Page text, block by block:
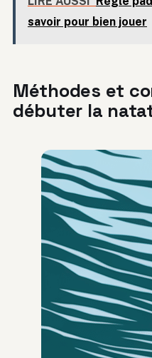
savoir pour bien jouer
Méthodes et
débuter la